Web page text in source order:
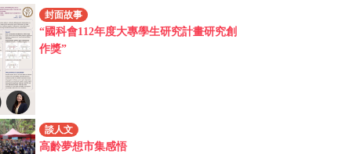
封面故事
“國科會112年度大專學生研究計畫研究創
作獎”
談人文
高齡夢想市集感悟